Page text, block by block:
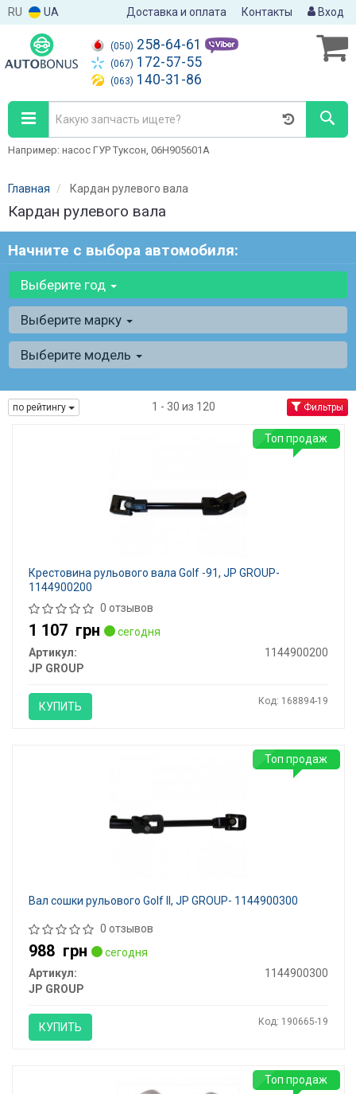
RU UA Доставка и оплата Контакты Вход
(050) 258-64-61
(067) 172-57-55
(063) 140-31-86
Например: насос ГУР Туксон, 06H905601A
Главная Кардан рулевого вала
Кардан рулевого вала
Начните с выбора автомобиля:
Выберите год
Выберите марку
Выберите модель
по рейтингу 1 - 30 из 120 Фильтры
Крестовина рульового вала Golf -91, JP GROUP-
1144900200
0 отзывов
1 107 грн
сегодня
Артикул:
1144900200
JP GROUP
КУПИТЬ Код: 168894-19
Топ продаж
Вал сошки рульового Golf II, JP GROUP- 1144900300
0 отзывов
988 грн
сегодня
Артикул:
1144900300
JP GROUP
КУПИТЬ Код: 190665-19
Топ продаж
Топ продаж